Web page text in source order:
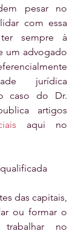
pesar no
com essa
ter sempre à
um advogado
jurídica
caso do Dr.
artigos
aqui no
das capitais,
ou formar o
no